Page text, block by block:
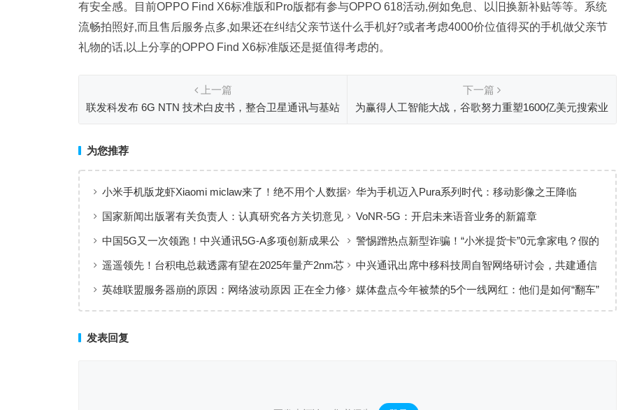
有安全感。目前OPPO Find X6标准版和Pro版都有参与OPPO 618活动,例如免息、以旧换新补贴等等。系统
流畅拍照好,而且售后服务点多,如果还在纠结父亲节送什么手机好?或者考虑4000价位值得买的手机做父亲节
礼物的话,以上分享的OPPO Find X6标准版还是挺值得考虑的。
上一篇
联发科发布 6G NTN 技术白皮书，整合卫星通讯与基站
下一篇
为赢得人工智能大战，谷歌努力重塑1600亿美元搜索业
为您推荐
小米手机版龙虾Xiaomi miclaw来了！绝不用个人数据
训练 小白也能快速部署
华为手机迈入Pura系列时代：移动影像之王降临
国家新闻出版署有关负责人：认真研究各方关切意见
进一步完善修改网游新规
VoNR-5G：开启未来语音业务的新篇章
中国5G又一次领跑！中兴通讯5G-A多项创新成果公
布，带来新发展
警惕蹭热点新型诈骗！“小米提货卡”0元拿家电？假的
遥遥领先！台积电总裁透露有望在2025年量产2nm芯
片
中兴通讯出席中移科技周自智网络研讨会，共建通信
领域大模型
英雄联盟服务器崩的原因：网络波动原因 正在全力修
媒体盘点今年被禁的5个一线网红：他们是如何“翻车”
发表回复